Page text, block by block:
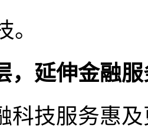
，延伸金融
技服务惠及